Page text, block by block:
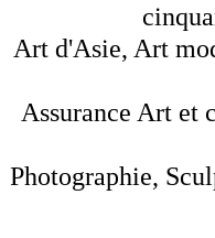
Art d'Asie, Art
Assurance Art et
Photographie,